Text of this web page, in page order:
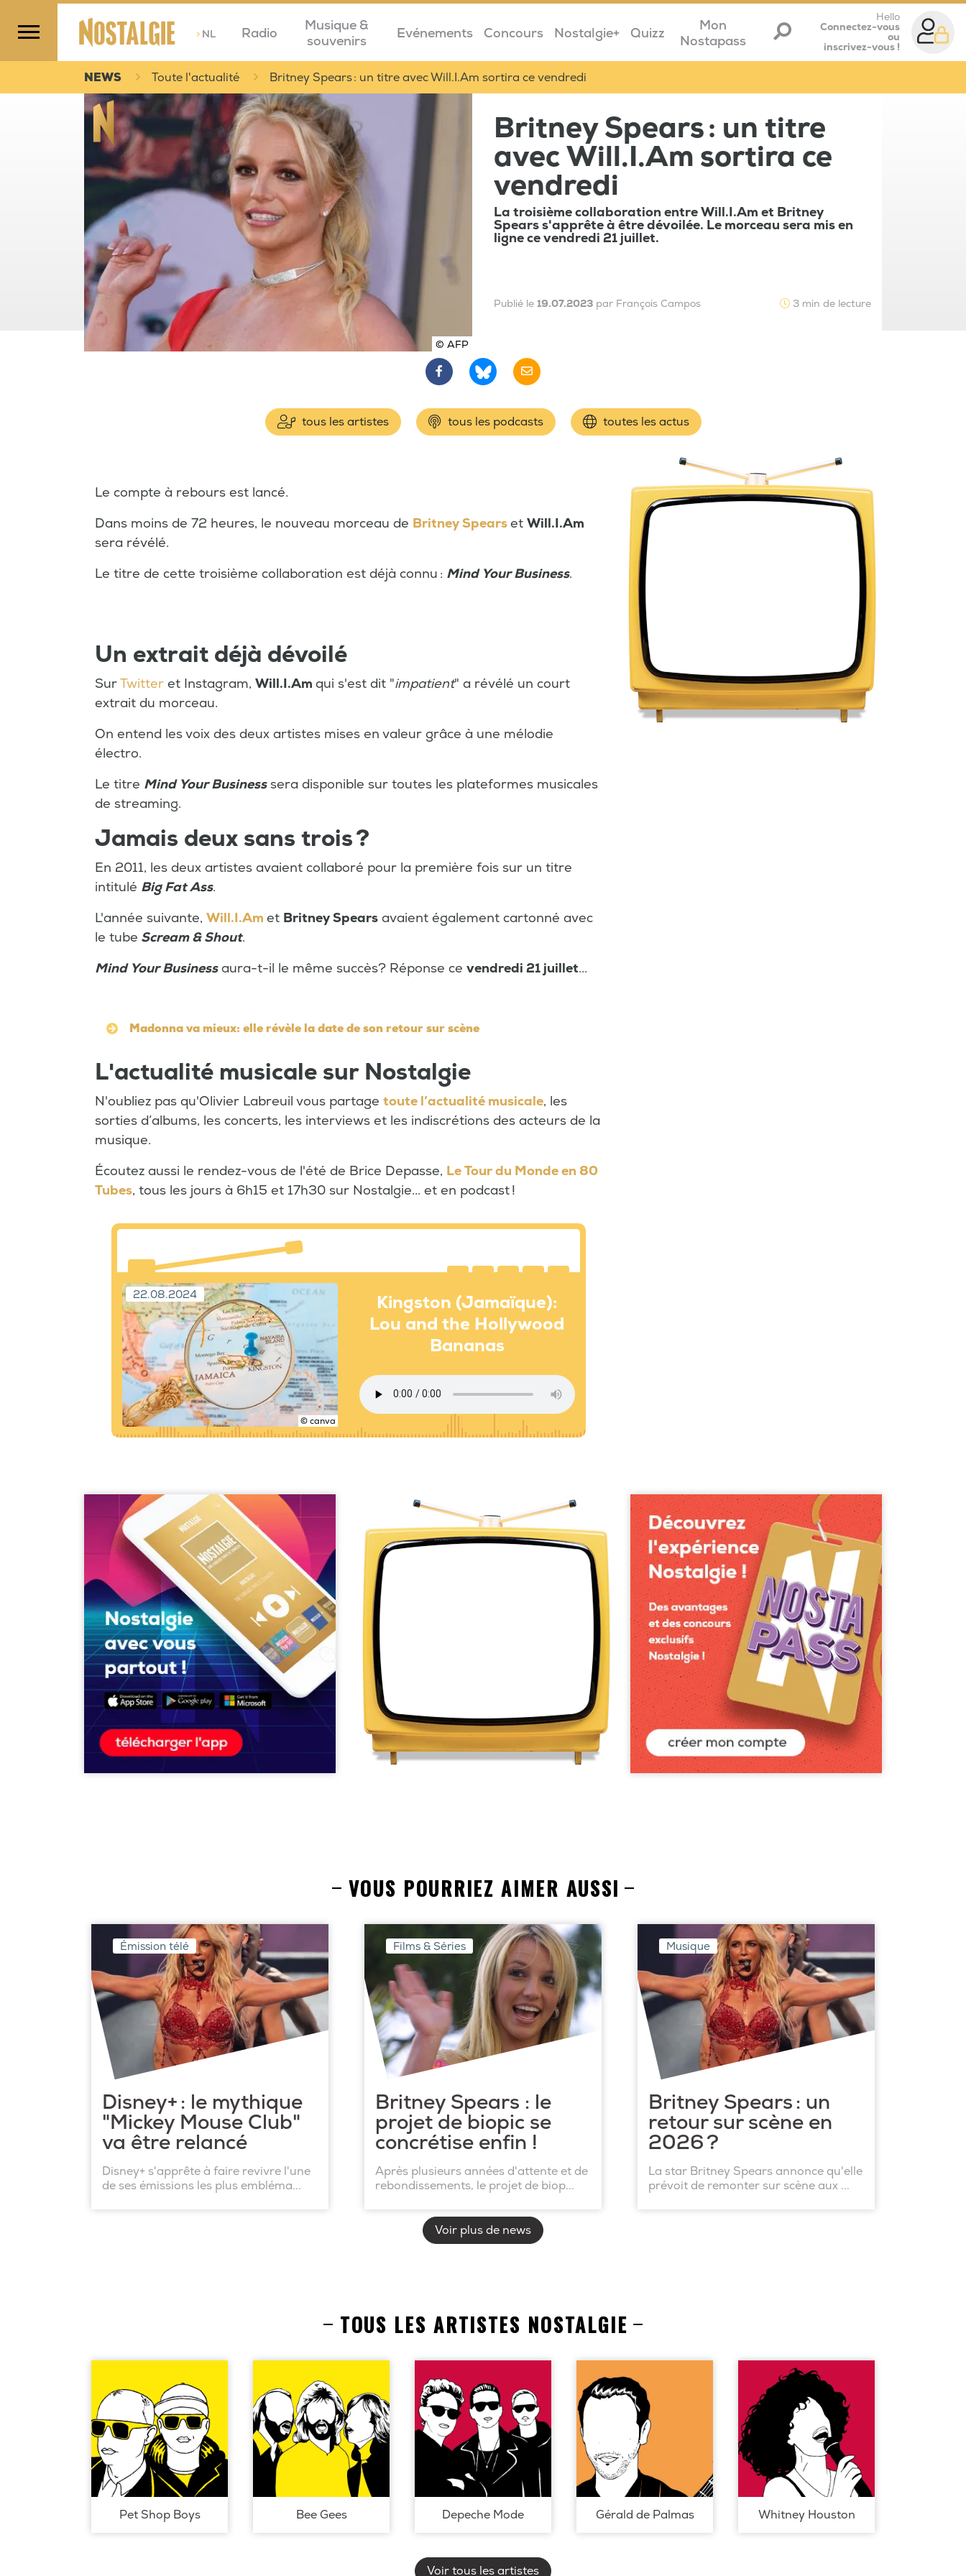
>NL Radio
Musique &
souvenirs
Evénements Concours Nostalgie+ Quizz
Mon
Nostapass
Hello
Connectez-vous
ou
inscrivez-vous !
NEWS Toute l'actualité Britney Spears : un titre avec Will.I.Am sortira ce vendredi
© AFP
Britney Spears : un titre
avec Will.I.Am sortira ce
vendredi
La troisième collaboration entre Will.I.Am et Britney
Spears s'apprête à être dévoilée. Le morceau sera mis en
ligne ce vendredi 21 juillet.
Publié le 19.07.2023 par François Campos 3 min de lecture
tous les artistes tous les podcasts toutes les actus
Le compte à rebours est lancé.
Dans moins de 72 heures, le nouveau morceau de Britney Spearset Will.I.Am
sera révélé.
Le titre de cette troisième collaboration est déjà connu : Mind Your Business.
Un extrait déjà dévoilé
SurTwitter et Instagram, Will.I.Am qui s'est dit "impatient" a révélé un court
extrait du morceau.
On entend les voix des deux artistes mises en valeur grâce à une mélodie
électro.
Le titre Mind Your Business sera disponible sur toutes les plateformes musicales
de streaming.
Jamais deux sans trois ?
En 2011, les deux artistes avaient collaboré pour la première fois sur un titre
intitulé Big Fat Ass.
L'année suivante, Will.I.Am et Britney Spears avaient également cartonné avec
le tube Scream & Shout.
Mind Your Businessaura-t-il le même succès? Réponse ce vendredi 21 juillet...
Madonna va mieux: elle révèle la date de son retour sur scène
L'actualité musicale sur Nostalgie
N'oubliez pas qu'Olivier Labreuil vous partage toute l’actualité musicale, les
sorties d’albums, les concerts, les interviews et les indiscrétions des acteurs de la
musique.
Écoutez aussi le rendez-vous de l'été de Brice Depasse, Le Tour du Monde en 80
Tubes, tous les jours à 6h15 et 17h30 sur Nostalgie... et en podcast !
© canva
22.08.2024
Kingston (Jamaïque):
Lou and the Hollywood
Bananas
VOUS POURRIEZ AIMER AUSSI
Émission télé
Disney+ : le mythique
"Mickey Mouse Club"
va être relancé
Disney+ s'apprête à faire revivre l'une
de ses émissions les plus embléma...
Films & Séries
Britney Spears : le
projet de biopic se
concrétise enfin !
Après plusieurs années d'attente et de
rebondissements, le projet de biop...
Musique
Britney Spears : un
retour sur scène en
2026 ?
La star Britney Spears annonce qu'elle
prévoit de remonter sur scène aux ...
Voir plus de news
TOUS LES ARTISTES NOSTALGIE
Pet Shop Boys Bee Gees Depeche Mode Gérald de Palmas Whitney Houston
Voir tous les artistes